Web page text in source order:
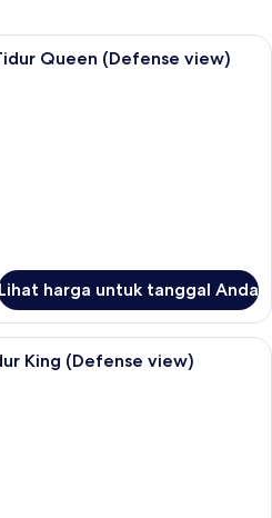
Kamar Superior, 1 Tempat Tidur
Queen (Defense view)
harga untuk tanggal Anda
Kamar Deluks, 1 Tempat Tidur King
King (Defense view)